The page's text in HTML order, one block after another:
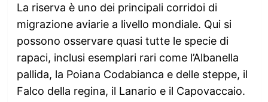
La riserva è uno dei principali corridoi di
migrazione aviarie a livello mondiale. Qui si
possono osservare quasi tutte le specie di
rapaci, inclusi esemplari rari come l’Albanella
pallida, la Poiana Codabianca e delle steppe, il
Falco della regina, il Lanario e il Capovaccaio.